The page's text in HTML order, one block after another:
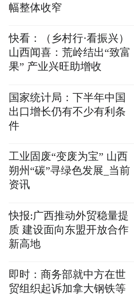
幅整体收窄
快看：（乡村行·看振兴）
山西闻喜：荒岭结出“致富
果” 产业兴旺助增收
国家统计局：下半年中国
出口增长仍有不少有利条
件
工业固废“变废为宝” 山西
朔州“碳”寻绿色发展_当前
资讯
快报:广西推动外贸稳量提
质 建设面向东盟开放合作
新高地
即时：商务部就中方在世
贸组织起诉加拿大钢铁等